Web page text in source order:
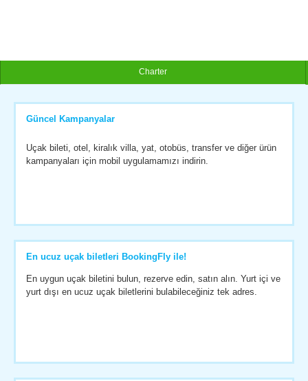
Charter
Güncel Kampanyalar
Uçak bileti, otel, kiralık villa, yat, otobüs, transfer ve diğer ürün
kampanyaları için mobil uygulamamızı indirin.
En ucuz uçak biletleri BookingFly ile!
En uygun uçak biletini bulun, rezerve edin, satın alın. Yurt içi ve
yurt dışı en ucuz uçak biletlerini bulabileceğiniz tek adres.